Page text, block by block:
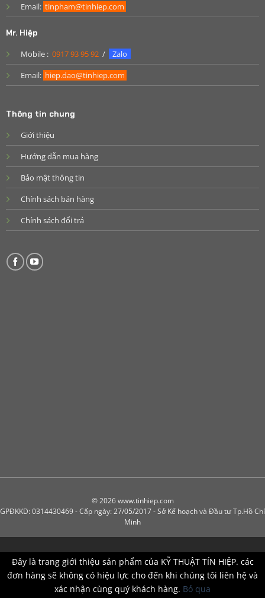
Email: tinpham@tinhiep.com
Mr. Hiệp
Mobile : 0917 93 95 92/
Zalo
Email: hiep.dao@tinhiep.com
Thông tin chung
Giới thiệu
Hướng dẫn mua hàng
Bảo mật thông tin
Chính sách bán hàng
Chính sách đổi trả
© 2026 www.tinhiep.com
GPĐKKD: 0314430469 - Cấp ngày: 27/05/2017 - Sở Kế hoạch và Đầu tư Tp.Hồ Chí
Minh
Đây là trang giới thiệu sản phẩm của KỸ THUẬT TÍN HIỆP. các
đơn hàng sẽ không có hiệu lực cho đến khi chúng tôi liên hệ và
xác nhận cùng quý khách hàng. Bỏ qua